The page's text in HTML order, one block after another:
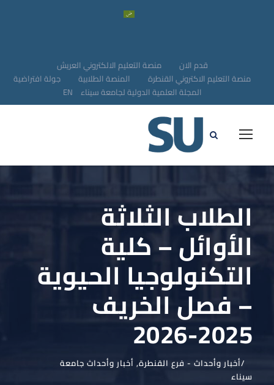
قدم الان
منصة التعليم الالكتروني العريش
منصة التعليم الاكتروني القنطرة
المنصة الطلابية
جولة افتراضية
المجلة العلمية الدولية لجامعة سيناء EN
الطلاب الثلاثة
الأوائل – كلية
التكنولوجيا الحيوية
– فصل الخريف
2025-2026
أخبار وأحداث - فرع القنطرة, أخبار وأحداث جامعة
سيناء